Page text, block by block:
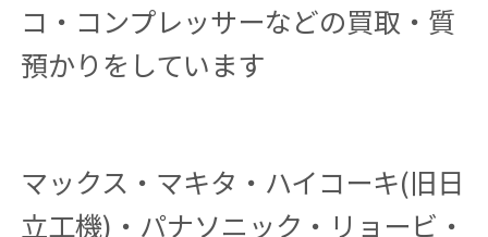
コ・コンプレッサーなどの買取・質
預かりをしています
マックス・マキタ・ハイコーキ(旧日
立工機)・パナソニック・リョービ・